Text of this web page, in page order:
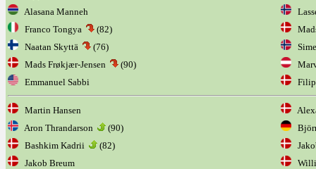
Alasana Manneh
Franco Tongya
(82)
Naatan Skyttä
(76)
Mads Frøkjær-Jensen
(90)
Emmanuel Sabbi
Martin Hansen
Aron Thrandarson
(90)
Bashkim Kadrii
(82)
Jakob Breum